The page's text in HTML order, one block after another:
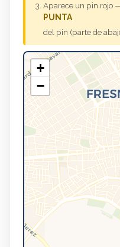
Aparece un pin rojo
PUNTA
del pin (parte de
+
−